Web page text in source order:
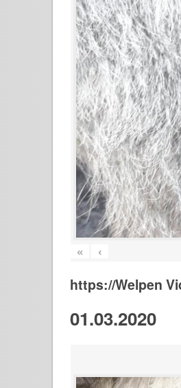
« ‹
https://Welpen
01.03.2020